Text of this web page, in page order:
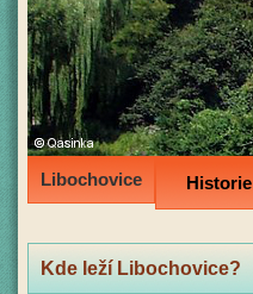
Libochovice Historie
Kde leží Libochovice?